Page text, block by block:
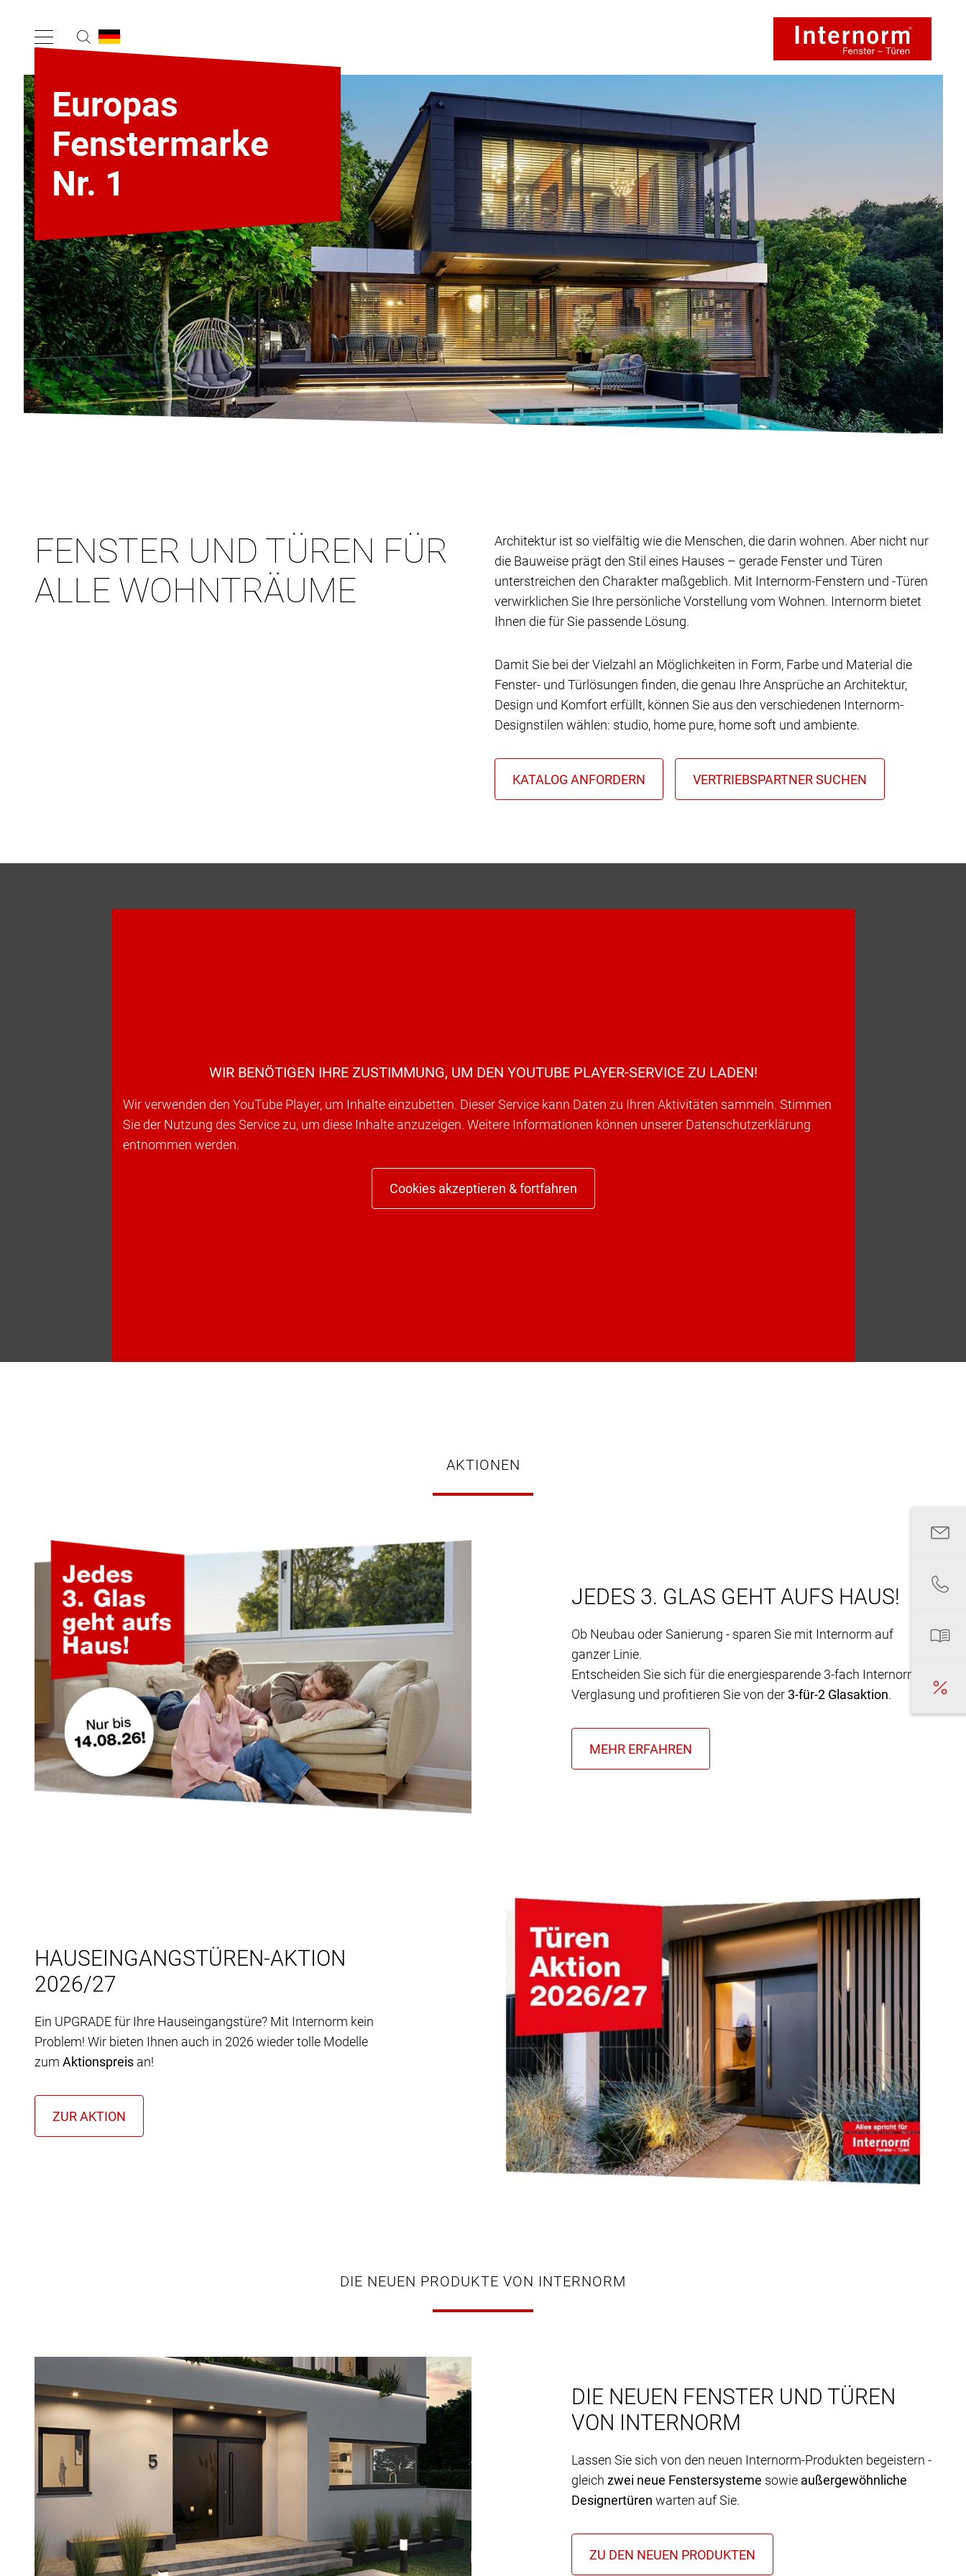
Europas
Fenstermarke
Nr. 1
FENSTER UND TÜREN FÜR
ALLE WOHNTRÄUME
Architektur ist so vielfältig wie die Menschen, die darin wohnen. Aber nicht nur
die Bauweise prägt den Stil eines Hauses – gerade Fenster und Türen
unterstreichen den Charakter maßgeblich. Mit Internorm-Fenstern und -Türen
verwirklichen Sie Ihre persönliche Vorstellung vom Wohnen. Internorm bietet
Ihnen die für Sie passende Lösung.
Damit Sie bei der Vielzahl an Möglichkeiten in Form, Farbe und Material die
Fenster- und Türlösungen finden, die genau Ihre Ansprüche an Architektur,
Design und Komfort erfüllt, können Sie aus den verschiedenen Internorm-
Designstilen wählen: studio, home pure, home soft und ambiente.
WIR BENÖTIGEN IHRE ZUSTIMMUNG, UM DEN YOUTUBE PLAYER-SERVICE ZU LADEN!
Wir verwenden den YouTube Player, um Inhalte einzubetten. Dieser Service kann Daten zu Ihren Aktivitäten sammeln. Stimmen
Sie der Nutzung des Service zu, um diese Inhalte anzuzeigen. Weitere Informationen können unserer Datenschutzerklärung
entnommen werden.
Cookies akzeptieren & fortfahren
AKTIONEN
JEDES 3. GLAS GEHT AUFS HAUS!
Ob Neubau oder Sanierung - sparen Sie mit Internorm auf
ganzer Linie.
Entscheiden Sie sich für die energiesparende 3-fach Internorm-
Verglasung und profitieren Sie von der 3-für-2 Glasaktion.
HAUSEINGANGSTÜREN-AKTION
2026/27
Ein UPGRADE für Ihre Hauseingangstüre? Mit Internorm kein
Problem! Wir bieten Ihnen auch in 2026 wieder tolle Modelle
zum Aktionspreis an!
DIE NEUEN PRODUKTE VON INTERNORM
DIE NEUEN FENSTER UND TÜREN
VON INTERNORM
Lassen Sie sich von den neuen Internorm-Produkten begeistern -
gleich zwei neue Fenstersysteme sowie außergewöhnliche
Designertüren warten auf Sie.